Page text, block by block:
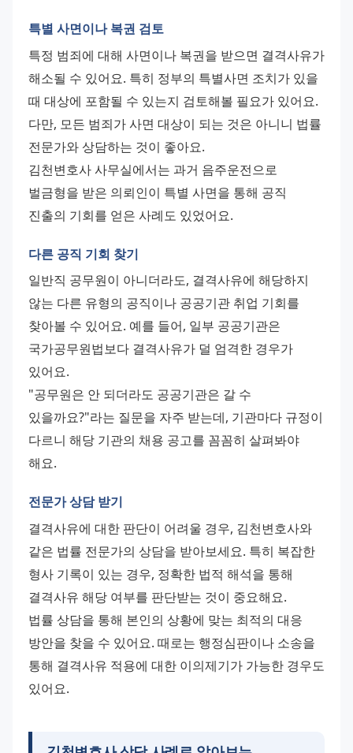
특별 사면이나 복권 검토
특정 범죄에 대해 사면이나 복권을 받으면 결격사유가
해소될 수 있어요. 특히 정부의 특별사면 조치가 있을
때 대상에 포함될 수 있는지 검토해볼 필요가 있어요.
다만, 모든 범죄가 사면 대상이 되는 것은 아니니 법률
전문가와 상담하는 것이 좋아요.
김천변호사 사무실에서는 과거 음주운전으로
벌금형을 받은 의뢰인이 특별 사면을 통해 공직
진출의 기회를 얻은 사례도 있었어요.
다른 공직 기회 찾기
일반직 공무원이 아니더라도, 결격사유에 해당하지
않는 다른 유형의 공직이나 공공기관 취업 기회를
찾아볼 수 있어요. 예를 들어, 일부 공공기관은
국가공무원법보다 결격사유가 덜 엄격한 경우가
있어요.
"공무원은 안 되더라도 공공기관은 갈 수
있을까요?"라는 질문을 자주 받는데, 기관마다 규정이
다르니 해당 기관의 채용 공고를 꼼꼼히 살펴봐야
해요.
전문가 상담 받기
결격사유에 대한 판단이 어려울 경우, 김천변호사와
같은 법률 전문가의 상담을 받아보세요. 특히 복잡한
형사 기록이 있는 경우, 정확한 법적 해석을 통해
결격사유 해당 여부를 판단받는 것이 중요해요.
법률 상담을 통해 본인의 상황에 맞는 최적의 대응
방안을 찾을 수 있어요. 때로는 행정심판이나 소송을
통해 결격사유 적용에 대한 이의제기가 가능한 경우도
있어요.